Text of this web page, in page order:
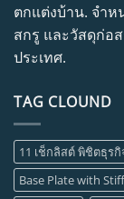
ตกแต่งบ้าน. จำห
สกรู และวัสดุก่อ
ประเทศ.
TAG CLOUND
11 เช็กลิสต์ พิชิตธุร
Base Plate with